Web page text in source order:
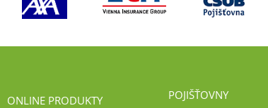
ONLINE PRODUKTY POJIŠŤOVNY